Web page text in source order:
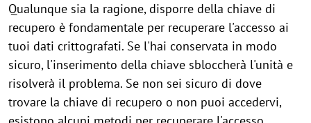
Qualunque sia la ragione, disporre della chiave di
recupero è fondamentale per recuperare l'accesso ai
tuoi dati crittografati. Se l'hai conservata in modo
sicuro, l'inserimento della chiave sbloccherà l'unità e
risolverà il problema. Se non sei sicuro di dove
trovare la chiave di recupero o non puoi accedervi,